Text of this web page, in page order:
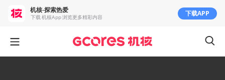
机核-探索热爱
下载 机核App 浏览更多精彩内容 下载APP